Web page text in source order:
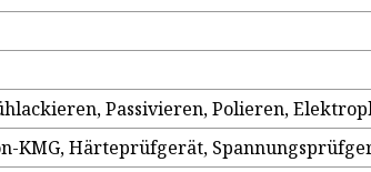
Passivieren, Polieren,
KMG, Härteprüfgerät,